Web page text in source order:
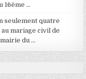
16ème …
seulement quatre
mariage civil de
du …